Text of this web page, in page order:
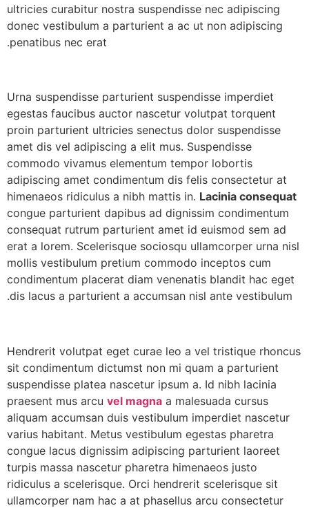
ultricies curabitur nostra suspendisse nec adipiscing
donec vestibulum a parturient a ac ut non adipiscing
penatibus nec erat.
Urna suspendisse parturient suspendisse imperdiet
egestas faucibus auctor nascetur volutpat torquent
proin parturient ultricies senectus dolor suspendisse
amet dis vel adipiscing a elit mus. Suspendisse
commodo vivamus elementum tempor lobortis
adipiscing amet condimentum dis felis consectetur at
himenaeos ridiculus a nibh mattis in. Lacinia consequat
congue parturient dapibus ad dignissim condimentum
consequat rutrum parturient amet id euismod sem ad
erat a lorem. Scelerisque sociosqu ullamcorper urna nisl
mollis vestibulum pretium commodo inceptos cum
condimentum placerat diam venenatis blandit hac eget
dis lacus a parturient a accumsan nisl ante vestibulum.
Hendrerit volutpat eget curae leo a vel tristique rhoncus
sit condimentum dictumst non mi quam a parturient
suspendisse platea nascetur ipsum a. Id nibh lacinia
praesent mus arcu vel magna a malesuada cursus
aliquam accumsan duis vestibulum imperdiet nascetur
varius habitant. Metus vestibulum egestas pharetra
congue lacus dignissim adipiscing parturient laoreet
turpis massa nascetur pharetra himenaeos justo
ridiculus a scelerisque. Orci hendrerit scelerisque sit
ullamcorper nam hac a at phasellus arcu consectetur